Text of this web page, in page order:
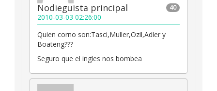
40
Nodieguista principal
2010-03-03 02:26:00
Quien corno son:Tasci,Muller,Ozil,Adler y
Boateng???
Seguro que el ingles nos bombea